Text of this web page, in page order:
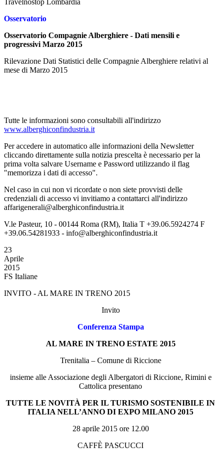
Travelnostop Lombardia
Osservatorio
Osservatorio Compagnie Alberghiere - Dati mensili e
progressivi Marzo 2015
Rilevazione Dati Statistici delle Compagnie Alberghiere relativi al
mese di Marzo 2015
Tutte le informazioni sono consultabili all'indirizzo
www.alberghiconfindustria.it
Per accedere in automatico alle informazioni della Newsletter
cliccando direttamente sulla notizia prescelta è necessario per la
prima volta salvare Username e Password utilizzando il flag
"memorizza i dati di accesso".
Nel caso in cui non vi ricordate o non siete provvisti delle
credenziali di accesso vi invitiamo a contattarci all'indirizzo
affarigenerali@alberghiconfindustria.it
V.le Pasteur, 10 - 00144 Roma (RM), Italia T +39.06.5924274 F
+39.06.54281933 - info@alberghiconfindustria.it
23
Aprile
2015
FS Italiane
INVITO - AL MARE IN TRENO 2015
Invito
Conferenza Stampa
AL MARE IN TRENO ESTATE 2015
Trenitalia – Comune di Riccione
insieme alle Associazione degli Albergatori di Riccione, Rimini e
Cattolica presentano
TUTTE LE NOVITÀ PER IL TURISMO SOSTENIBILE IN
ITALIA NELL’ANNO DI EXPO MILANO 2015
28 aprile 2015 ore 12.00
CAFFÈ PASCUCCI